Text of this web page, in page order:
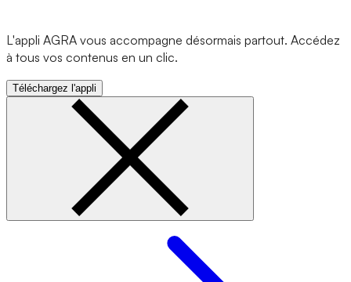
L'appli AGRA vous accompagne désormais partout. Accédez
à tous vos contenus en un clic.
Téléchargez l'appli